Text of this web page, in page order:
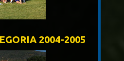
2004-2005